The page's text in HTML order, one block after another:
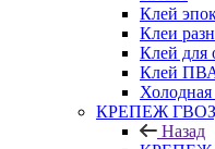
Клей
Клеи
Клей для
Клей
Холодная
КРЕПЕЖ
Назад